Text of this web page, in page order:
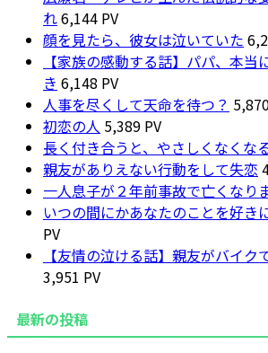
れ6,144 PV
顔を見たら、彼女は泣いていた
【家族の感動する話】パパ、本当
き 6,148 PV
人事を尽くして天命を待つ？
初恋の人 5,389 PV
長く付き合うと、やさしくなくな
親友がありえない行動をして失恋
一人息子が２年前事故で亡くなり
いつの間にかあなたのことを好き
PV
【友情の泣ける話】親友がバイク
3,951 PV
最新の投稿